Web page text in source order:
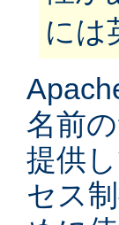
には
名前
提供
セス